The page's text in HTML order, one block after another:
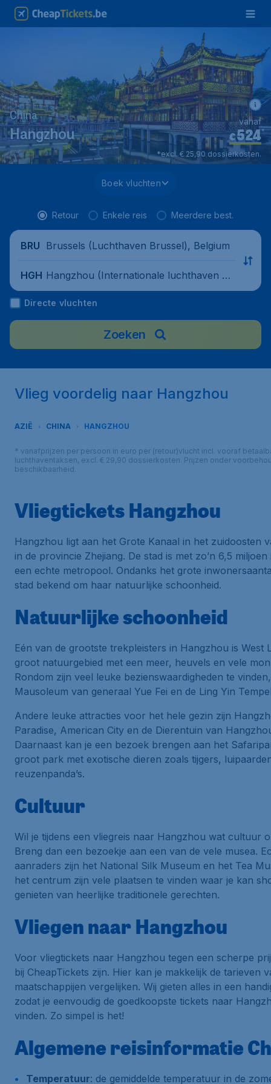
China
Hangzhou €524*
vanaf
*excl. € 25,90 dossierkosten.
Boek vluchten
Retour Enkele reis Meerdere best.
BRU Brussels (Luchthaven Brussel), Belgium
HGH Hangzhou (Internationale luchthaven Ha
ngzhou Xiaoshan), China
Directe vluchten
Zoeken
Vlieg voordelig naar Hangzhou
AZIË CHINA HANGZHOU
* vanafprijzen per persoon in euro per (retour)vlucht incl. vooraf
luchthaventaksen, excl. € 29,90 dossierkosten. Prijzen onder
beschikbaarheid.
Vliegtickets Hangzhou
Hangzhou ligt aan het Grote Kanaal in het zuidoosten
in de provincie Zhejiang. De stad is met zo’n 6,5
een echte metropool. Ondanks het grote
stad bekend om haar natuurlijke schoonheid.
Natuurlijke schoonheid
Eén van de grootste trekpleisters in Hangzhou is West
groot natuurgebied met een meer, heuvels en vele
Rondom zijn veel leuke bezienswaardigheden te
Mausoleum van generaal Yue Fei en de Ling Yin
Andere leuke attracties voor het hele gezin zijn
Paradise, American City en de Dierentuin van
Daarnaast kan je een bezoek brengen aan het
groot park met exotische dieren zoals tijgers,
reuzenpanda’s.
Cultuur
Wil je tijdens een vliegreis naar Hangzhou wat cultuur
Breng dan een bezoekje aan een van de vele musea.
aanraders zijn het National Silk Museum en het Tea
het centrum zijn vele plaatsen te vinden waar je kan
genieten van heerlijke traditionele gerechten.
Vliegen naar Hangzhou
Voor vliegtickets naar Hangzhou tegen een scherpe
bij CheapTickets zijn. Hier kan je makkelijk de tarieven
maatschappijen vergelijken. Wij gieten alles in een
zodat je eenvoudig de goedkoopste tickets naar
vinden. Zo simpel is het!
Algemene reisinformatie
Temperatuur: de gemiddelde temperatuur in de